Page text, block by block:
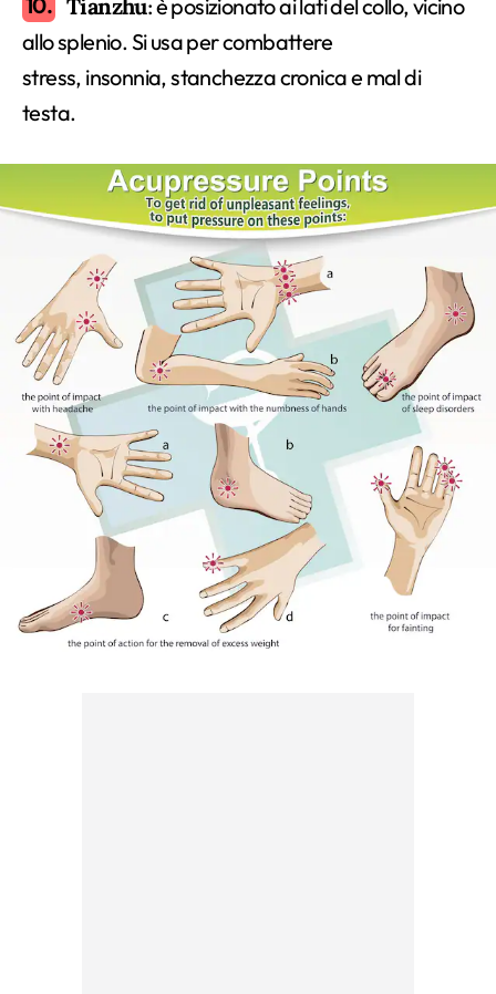
Tianzhu: è posizionato ai lati del collo, vicino
allo splenio. Si usa per combattere
stress, insonnia, stanchezza cronica e mal di
testa.